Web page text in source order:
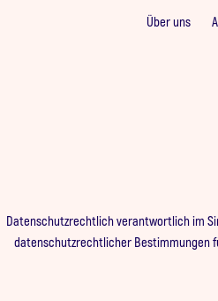
Über uns
Datenschutzrechtlich verantwortlich im
datenschutzrechtlicher Bestimmungen